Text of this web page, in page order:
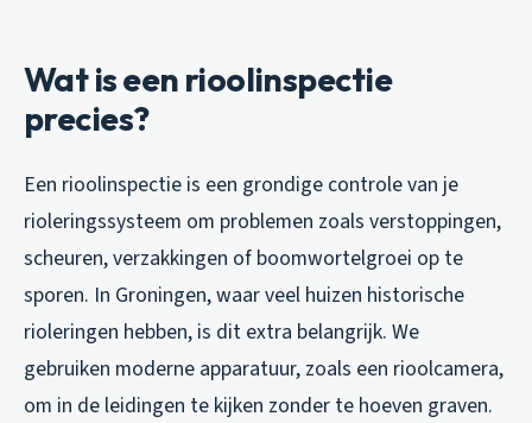
Wat is een rioolinspectie
precies?
Een rioolinspectie is een grondige controle van je
rioleringssysteem om problemen zoals verstoppingen,
scheuren, verzakkingen of boomwortelgroei op te
sporen. In Groningen, waar veel huizen historische
rioleringen hebben, is dit extra belangrijk. We
gebruiken moderne apparatuur, zoals een rioolcamera,
om in de leidingen te kijken zonder te hoeven graven.